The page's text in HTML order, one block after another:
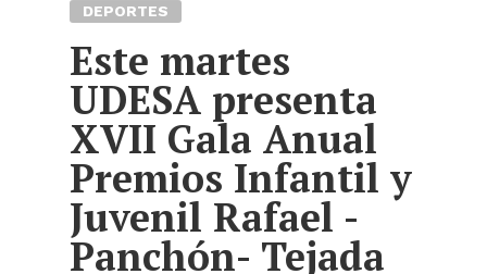
DEPORTES
Este martes
UDESA presenta
XVII Gala Anual
Premios Infantil y
Juvenil Rafael -
Panchón- Tejada